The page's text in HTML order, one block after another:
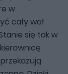
w
cały wał
się tak w